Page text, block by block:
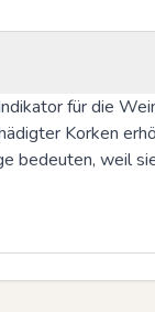
für die
Korken
bedeuten, weil